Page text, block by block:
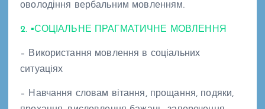
оволодіння вербальним мовленням.
2. ▪СОЦІАЛЬНЕ ПРАГМАТИЧНЕ МОВЛЕННЯ
– Використання мовлення в соціальних
ситуаціях
– Навчання словам вітання, прощання, подяки,